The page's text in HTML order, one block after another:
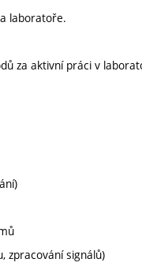
laboratoře.
za aktivní práci v
zpracování signálů)